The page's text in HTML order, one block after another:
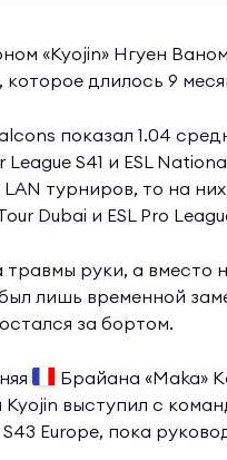
«Kyojin» Нгуен
длилось 9
показал 1.04
S41 и ESL
турниров, то на
Dubai и ESL Pro
руки, а вместо
лишь временной
за бортом.
Брайана «Maka»
выступил с
Europe, пока